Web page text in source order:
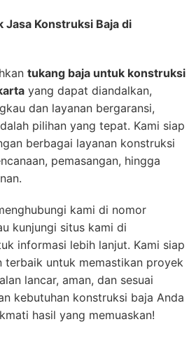
Jasa Konstruksi Baja di
tukang baja untuk konstruksi
yang dapat diandalkan,
dan layanan bergaransi,
pilihan yang tepat. Kami siap
berbagai layanan konstruksi
pemasangan, hingga
kami di nomor
kunjungi situs kami di
informasi lebih lanjut. Kami siap
terbaik untuk memastikan proyek
lancar, aman, dan sesuai
kebutuhan konstruksi baja Anda
hasil yang memuaskan!